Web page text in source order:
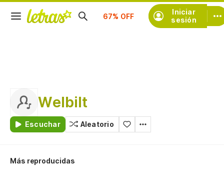
Iniciar
sesión
Suscríbete
Welbilt
Escuchar Aleatorio
Más reproducidas